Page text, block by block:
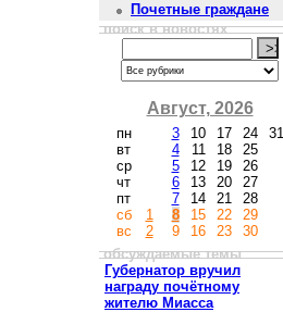
Почетные граждане
поиск в новостях
Август, 2026
пн
вт
ср
чт
пт
сб
вс
1
2
3
4
5
6
7
8
9
10
11
12
13
14
15
16
17
18
19
20
21
22
23
24
25
26
27
28
29
30
31
обсуждаемые темы
Губернатор вручил
награду почётному
жителю Миасса